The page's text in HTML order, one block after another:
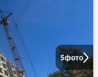
5фото